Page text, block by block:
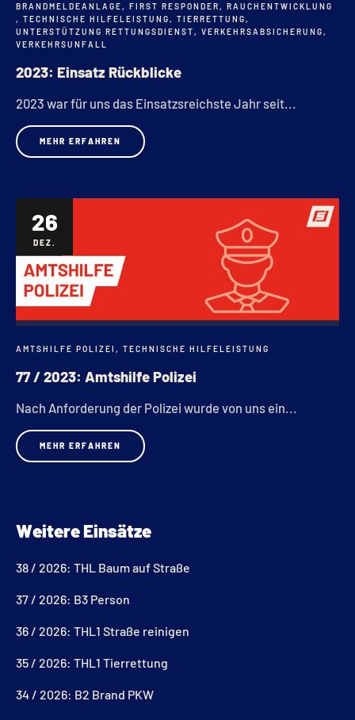
BRANDMELDEANLAGE, FIRST RESPONDER, RAUCHENTWICKLUNG
, TECHNISCHE HILFELEISTUNG, TIERRETTUNG,
UNTERSTÜTZUNG RETTUNGSDIENST, VERKEHRSABSICHERUNG,
VERKEHRSUNFALL
2023: Einsatz Rückblicke
2023 war für uns das Einsatzsreichste Jahr seit...
MEHR ERFAHREN
26
DEZ.
AMTSHILFE POLIZEI , TECHNISCHE HILFELEISTUNG
77 / 2023: Amtshilfe Polizei
Nach Anforderung der Polizei wurde von uns ein...
MEHR ERFAHREN
Weitere Einsätze
38 / 2026: THL Baum auf Straße
37 / 2026: B3 Person
36 / 2026: THL1 Straße reinigen
35 / 2026: THL1 Tierrettung
34 / 2026: B2 Brand PKW